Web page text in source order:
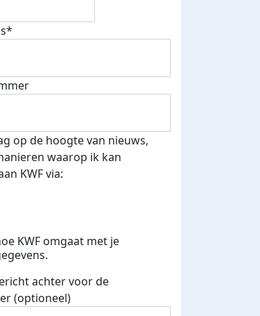
mails verstuurd
aan donaties ontvang
KWF t-shirt!
op de hoogte van nieuws,
waarop ik kan
KWF via:
KWF omgaat met je
achter voor de
(optioneel)